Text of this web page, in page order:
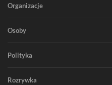
Organizacje
Osoby
Polityka
Rozrywka